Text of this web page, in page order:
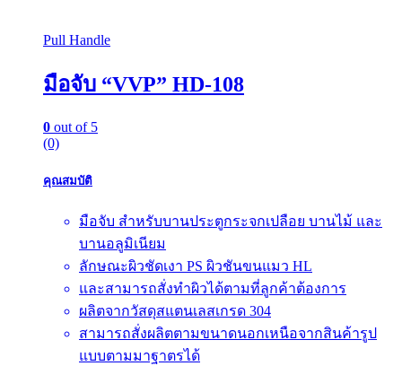
Pull Handle
มือจับ “VVP” HD-108
0 out of 5
(0)
คุณสมบัติ
มือจับ สำหรับบานประตูกระจกเปลือย บานไม้ และ
บานอลูมิเนียม
ลักษณะผิวชัดเงา PS ผิวชันขนแมว HL
และสามารถสั่งทำผิวได้ตามที่ลูกค้าต้องการ
ผลิตจากวัสดุสแตนเลสเกรด 304
สามารถสั่งผลิตตามขนาดนอกเหนือจากสินค้ารูป
แบบตามมาฐาตรได้